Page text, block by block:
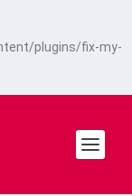
plugins/fix-my-